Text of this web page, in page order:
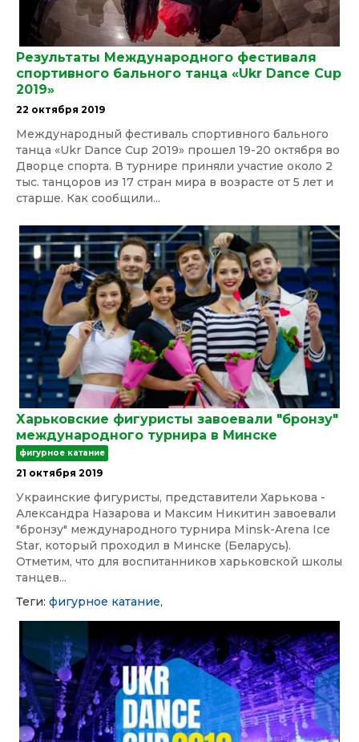
Результаты Международного фестиваля
спортивного бального танца «Ukr Dance Cup
2019»
22 октября 2019
Международный фестиваль спортивного бального
танца «Ukr Dance Cup 2019» прошел 19-20 октября во
Дворце спорта. В турнире приняли участие около 2
тыс. танцоров из 17 стран мира в возрасте от 5 лет и
старше. Как сообщили...
Харьковские фигуристы завоевали "бронзу"
международного турнира в Минске
фигурное катание
21 октября 2019
Украинские фигуристы, представители Харькова -
Александра Назарова и Максим Никитин завоевали
"бронзу" международного турнира Minsk-Arena Ice
Star, который проходил в Минске (Беларусь).
Отметим, что для воспитанников харьковской школы
танцев...
Теги: фигурное катание,